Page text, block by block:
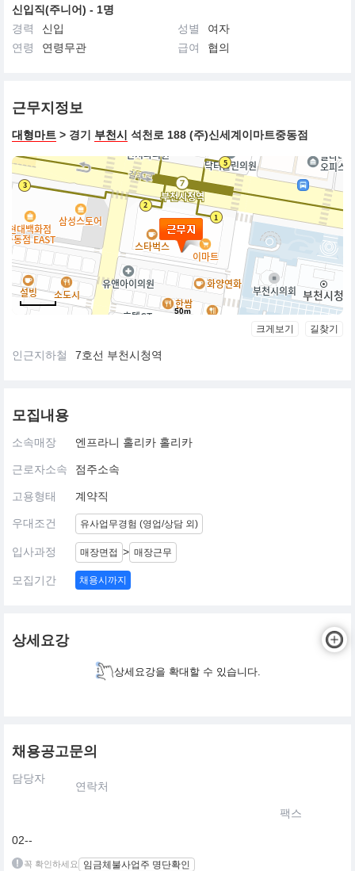
신입직(주니어) - 1명
경력
신입 성별
여자
연령
연령무관 급여 협의
근무지정보
대형마트 > 경기 부천시 석천로 188 (주)신세계이마트중동점
50m
크게보기 길찾기
인근지하철 7호선 부천시청역
모집내용
소속매장 엔프라니 홀리카 홀리카
근로자소속 점주소속
고용형태 계약직
우대조건 유사업무경험 (영업/상담 외)
입사과정 매장면접 > 매장근무
모집기간 채용시까지
상세요강
상세요강을 확대할 수 있습니다.
채용공고문의
담당자
연락처
팩스
02--
꼭 확인하세요 임금체불사업주 명단확인